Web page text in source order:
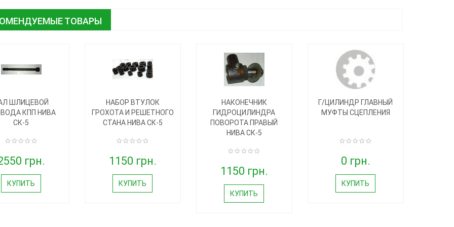
ТОВАРЫ
ШЛИЦЕВОЙ
КПП НИВА
СК-5
грн.
КУПИТЬ
НАБОР ВТУЛОК
ГРОХОТА И РЕШЕТНОГО
СТАНА НИВА СК-5
1150 грн.
КУПИТЬ
НАКОНЕЧНИК
ГИДРОЦИЛИНДРА
ПОВОРОТА ПРАВЫЙ
НИВА СК-5
1150 грн.
КУПИТЬ
Г/ЦИЛИНДР ГЛАВНЫЙ
МУФТЫ СЦЕПЛЕНИЯ
0 грн.
КУПИТЬ